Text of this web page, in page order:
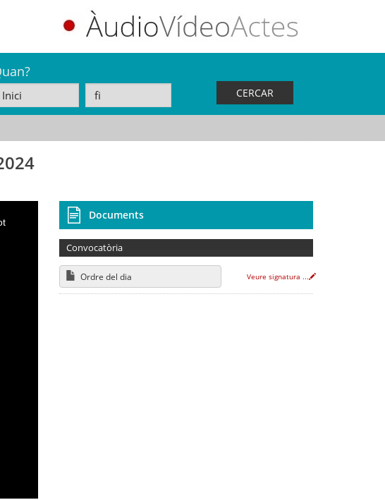
CERCAR
Documents
Convocatòria
Ordre del dia Veure signatura ...